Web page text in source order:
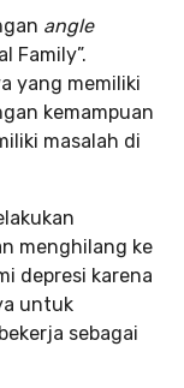
angle
Family”.
yang memiliki
kemampuan
masalah di
menghilang ke
depresi karena
untuk
sebagai